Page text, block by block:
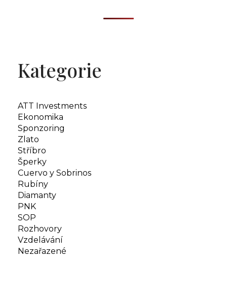
Kategorie
ATT Investments
Ekonomika
Sponzoring
Zlato
Stříbro
Šperky
Cuervo y Sobrinos
Rubíny
Diamanty
PNK
SOP
Rozhovory
Vzdelávání
Nezařazené